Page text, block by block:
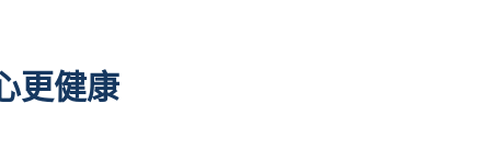
更健康